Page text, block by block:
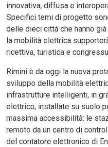
innovativa, diffusa e
Specifici temi di progetto
delle dieci città che hanno
la mobilità elettrica
ricettiva, turistica e
Rimini è da oggi la nuova
sviluppo della mobilità
infrastrutture intelligenti, in
elettrico, installate su suolo
massima accessibilità: le
remoto da un centro di
del contatore elettronico di